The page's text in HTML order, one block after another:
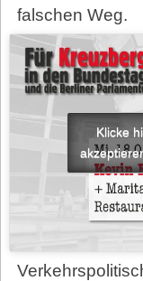
falschen Weg.
Klicke